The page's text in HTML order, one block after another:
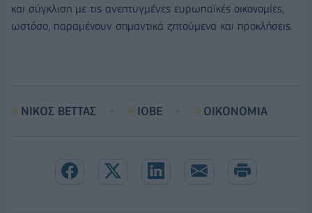
και σύγκλιση με τις ανεπτυγμένες ευρωπαϊκές οικονομίες,
ωστόσο, παραμένουν σημαντικά ζητούμενα και προκλήσεις.
ΝΙΚΟΣ ΒΕΤΤΑΣ ΙΟΒΕ ΟΙΚΟΝΟΜΙΑ